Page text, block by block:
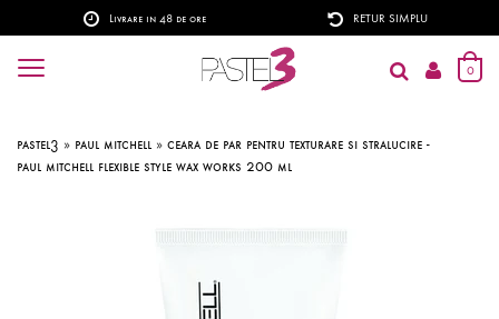
Livrare in 48 de ore RETUR SIMPLU
0
pastel3 » paul mitchell » ceara de par pentru texturare si stralucire -
paul mitchell flexible style wax works 200 ml